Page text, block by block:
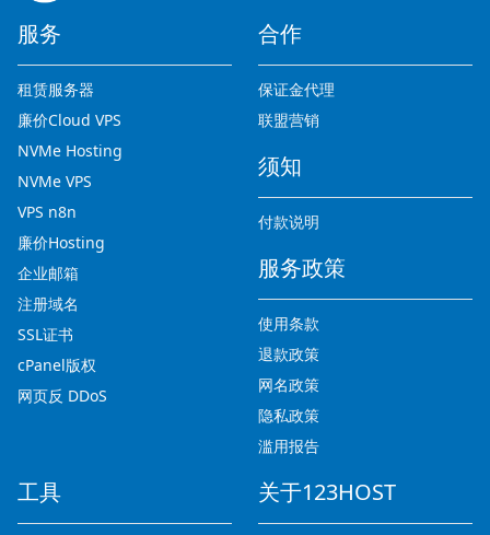
服务
租赁服务器
廉价Cloud VPS
NVMe Hosting
NVMe VPS
VPS n8n
廉价Hosting
企业邮箱
注册域名
SSL证书
cPanel版权
网页反 DDoS
合作
保证金代理
联盟营销
须知
付款说明
服务政策
使用条款
退款政策
网名政策
隐私政策
滥用报告
工具 关于123HOST